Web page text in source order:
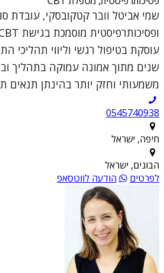
שנים מתוך אמונה עמוקה בתהליך
משמעותי וחזק יותר בהינתן תנאים
0545740938
חיפה, ישראל
הבונים, ישראל
לפרטים
הודעה לווטסאפ